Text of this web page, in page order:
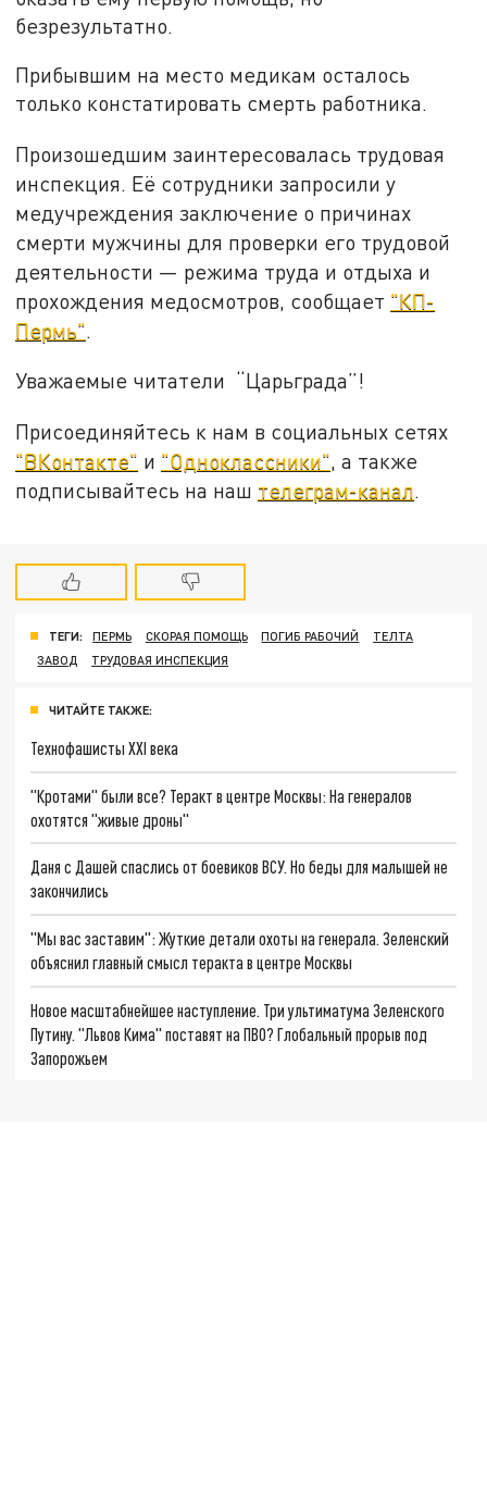
безрезультатно.
Прибывшим на место медикам осталось
только констатировать смерть работника.
Произошедшим заинтересовалась трудовая
инспекция. Её сотрудники запросили у
медучреждения заключение о причинах
смерти мужчины для проверки его трудовой
деятельности — режима труда и отдыха и
прохождения медосмотров, сообщает "КП-
Пермь".
Уважаемые читатели “Царьграда”!
Присоединяйтесь к нам в социальных сетях
"ВКонтакте" и "Одноклассники" , а также
подписывайтесь на наш телеграм-канал
ТЕГИ: ПЕРМЬ СКОРАЯ ПОМОЩЬ ПОГИБ РАБОЧИЙ
ТЕЛТА
ЗАВОД
ТРУДОВАЯ ИНСПЕКЦИЯ
ЧИТАЙТЕ ТАКЖЕ:
Технофашисты XXI века
"Кротами" были все? Теракт в центре Москвы: На генералов
охотятся "живые дроны"
Даня с Дашей спаслись от боевиков ВСУ. Но беды для малышей не
закончились
"Мы вас заставим": Жуткие детали охоты на генерала. Зеленский
объяснил главный смысл теракта в центре Москвы
Новое масштабнейшее наступление. Три ультиматума Зеленского
Путину. "Львов Кима" поставят на ПВО? Глобальный прорыв под
Запорожьем